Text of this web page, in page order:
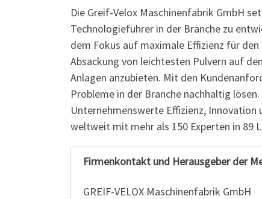
Die Greif-Velox Maschinenfabrik GmbH
Technologieführer in der Branche zu
dem Fokus auf maximale Effizienz für
Absackung von leichtesten Pulvern auf
Anlagen anzubieten. Mit den
Probleme in der Branche nachhaltig
Unternehmenswerte Effizienz,
weltweit mit mehr als 150 Experten in 89
Firmenkontakt und Herausgeber der
GREIF-VELOX Maschinenfabrik GmbH